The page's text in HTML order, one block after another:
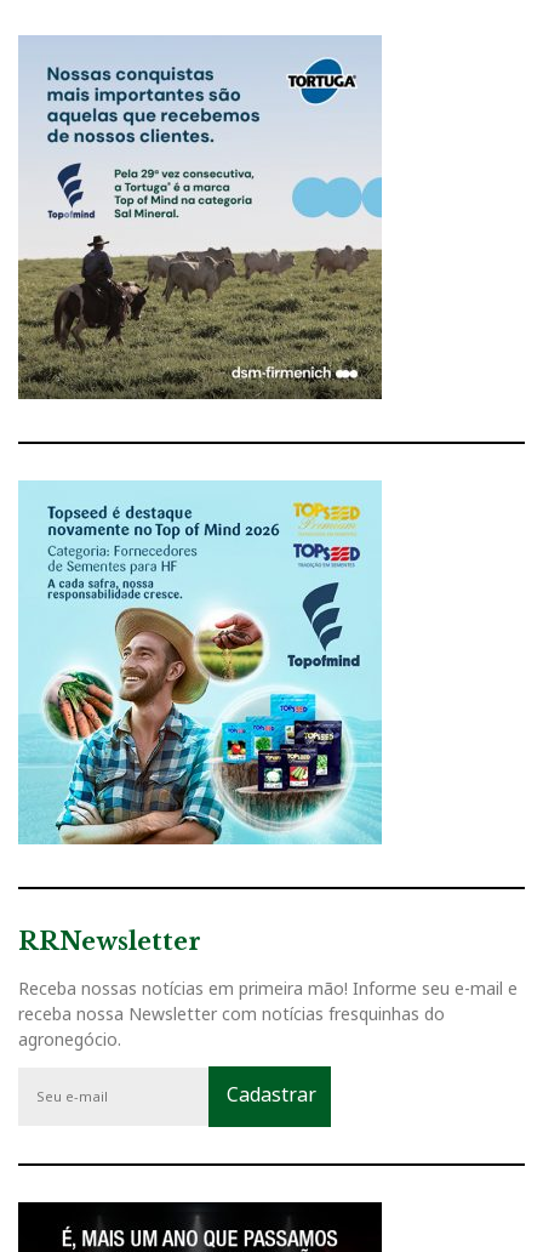
RRNewsletter
Receba nossas notícias em primeira mão! Informe seu e-mail e
receba nossa Newsletter com notícias fresquinhas do
agronegócio.